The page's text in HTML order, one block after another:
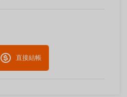
直接結帳